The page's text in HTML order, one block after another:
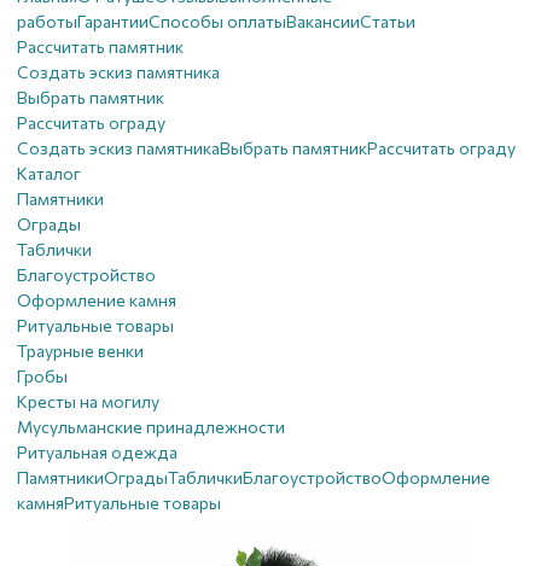
работыГарантииСпособы оплатыВакансииСтатьи
Рассчитать памятник
Создать эскиз памятника
Выбрать памятник
Рассчитать ограду
Создать эскиз памятникаВыбрать памятникРассчитать ограду
Каталог
Памятники
Ограды
Таблички
Благоустройствo
Оформление камня
Ритуальные товары
Траурные венки
Гробы
Кресты на могилу
Мусульманские принадлежности
Ритуальная одежда
ПамятникиОградыТабличкиБлагоустройствoОформление
камняРитуальные товары